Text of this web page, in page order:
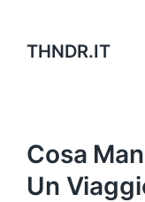
THNDR.IT
Cosa
Un